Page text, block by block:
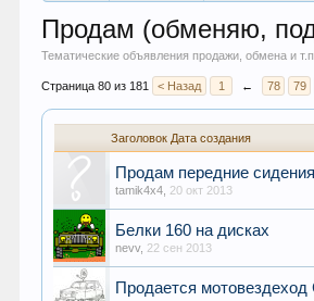
Продам (обменяю,
Тематические объявления продажи, обмена и
Страница 80 из 181 < Назад 1 ← 78 79
Заголовок Дата создания
Продам передние
tamik4x4 20 окт 2013
Белки 160 на дисках
nevv, 22 сен 2013
Продается